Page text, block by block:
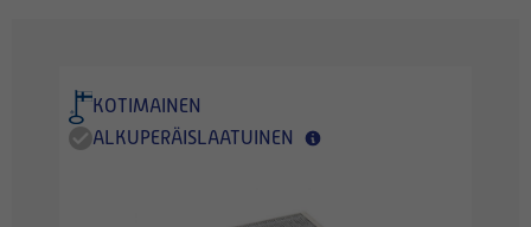
KOTIMAINEN
ALKUPERÄISLAATUINEN